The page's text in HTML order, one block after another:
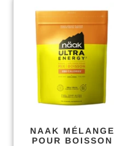
NAAK MÉLANGE
POUR BOISSON